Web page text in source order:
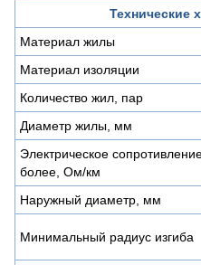
Технические
Материал жилы
Материал изоляции
Количество жил, пар
Диаметр жилы, мм
Электрическое
более, Ом/км
Наружный диаметр, мм
Минимальный радиус изгиба